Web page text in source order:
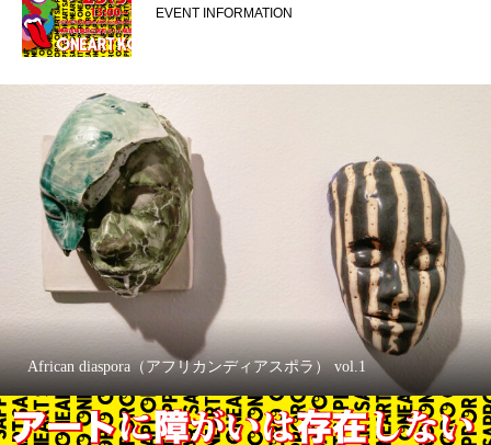
EVENT INFORMATION
African diaspora（アフリカンディアスポラ） vol.1